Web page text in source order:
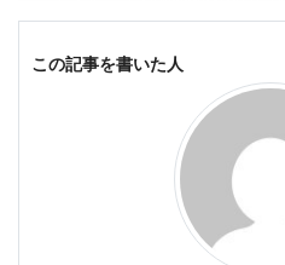
この記事を書いた人